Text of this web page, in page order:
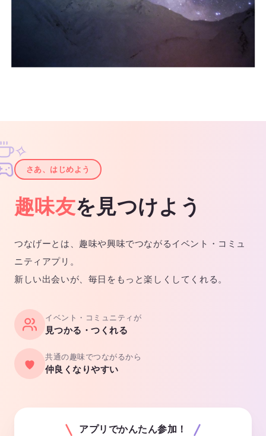
✦
✧
さあ、はじめよう
趣味友を見つけよう
つなげーとは、趣味や興味でつながるイベント・コミュ
ニティアプリ。
新しい出会いが、毎日をもっと楽しくしてくれる。
イベント・コミュニティが
見つかる・つくれる
共通の趣味でつながるから
仲良くなりやすい
アプリでかんたん参加！